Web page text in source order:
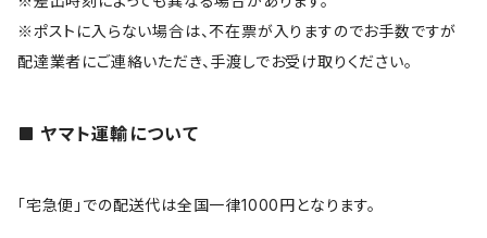
※ポストに入らない場合は、不在票が入りますのでお手数ですが
配達業者にご連絡いただき、手渡しでお受け取りください。
ヤマト運輸について
「宅急便」での配送代は全国一律1000円となります。